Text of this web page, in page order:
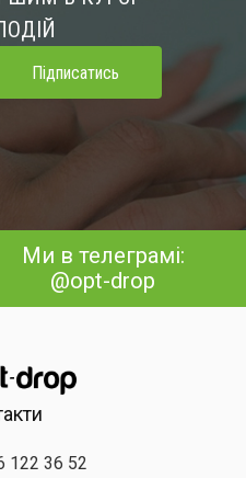
Підписатись
Ми в телеграмі:
@opt-drop
122 36 52